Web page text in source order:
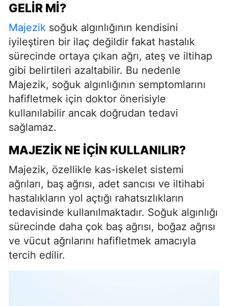
GELIR MI?
Majezik soğuk algınlığının kendisini
iyileştiren bir ilaç değildir fakat hastalık
sürecinde ortaya çıkan ağrı, ateş ve iltihap
gibi belirtileri azaltabilir. Bu nedenle
Majezik, soğuk algınlığının semptomlarını
hafifletmek için doktor önerisiyle
kullanılabilir ancak doğrudan tedavi
sağlamaz.
MAJEZIK NE İÇIN KULLANILIR?
Majezik, özellikle kas-iskelet sistemi
ağrıları, baş ağrısı, adet sancısı ve iltihabi
hastalıkların yol açtığı rahatsızlıkların
tedavisinde kullanılmaktadır. Soğuk algınlığı
sürecinde daha çok baş ağrısı, boğaz ağrısı
ve vücut ağrılarını hafifletmek amacıyla
tercih edilir.